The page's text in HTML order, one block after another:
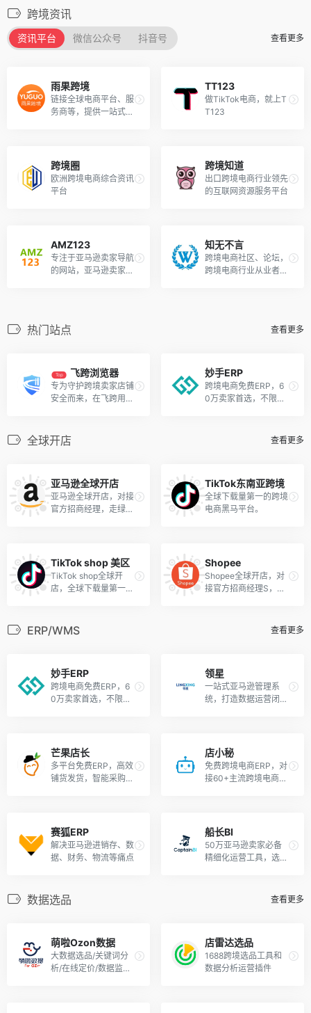
跨境资讯
资讯平台 微信公众号 抖音号 查看更多
雨果跨境
链接全球电商平台、服
务商等，提供一站式全
TT123
做TikTok电商，就上T
T123
跨境圈
欧洲跨境电商综合资讯
平台
跨境知道
出口跨境电商行业领先
的互联网资源服务平台
AMZ123
专注于亚马逊卖家导航
的网站，亚马逊卖家运
知无不言
跨境电商社区、论坛，
跨境电商行业从业者的
热门站点 查看更多
Top 飞跨浏览器
专为守护跨境卖家店铺
安全而来，在飞跨用独
妙手ERP
跨境电商免费ERP，6
0万卖家首选，不限单
全球开店 查看更多
亚马逊全球开店
亚马逊全球开店，对接
官方招商经理，走绿色
TikTok东南亚跨境
全球下载量第一的跨境
电商黑马平台。
TikTok shop 美区
TikTok shop全球开
店，全球下载量第一的
Shopee
Shopee全球开店，对
接官方招商经理S，轻
ERP/WMS 查看更多
妙手ERP
跨境电商免费ERP，6
0万卖家首选，不限单
领星
一站式亚马逊管理系
统，打造数据运营闭
芒果店长
多平台免费ERP，高效
铺货发货，智能采购仓
店小秘
免费跨境电商ERP，对
接60+主流跨境电商平
赛狐ERP
解决亚马逊进销存、数
据、财务、物流等痛点
船长BI
50万亚马逊卖家必备
精细化运营工具，选
数据选品 查看更多
萌啦Ozon数据
大数据选品/关键词分
析/在线定价/数据监控/
店雷达选品
1688跨境选品工具和
数据分析运营插件